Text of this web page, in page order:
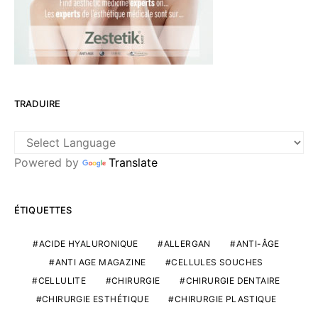
TRADUIRE
Powered by Translate
ÉTIQUETTES
ACIDE HYALURONIQUE ALLERGAN
ANTI-ÂGE
ANTI AGE MAGAZINE
CELLULES SOUCHES
CELLULITE
CHIRURGIE
CHIRURGIE DENTAIRE
CHIRURGIE ESTHÉTIQUE
CHIRURGIE PLASTIQUE